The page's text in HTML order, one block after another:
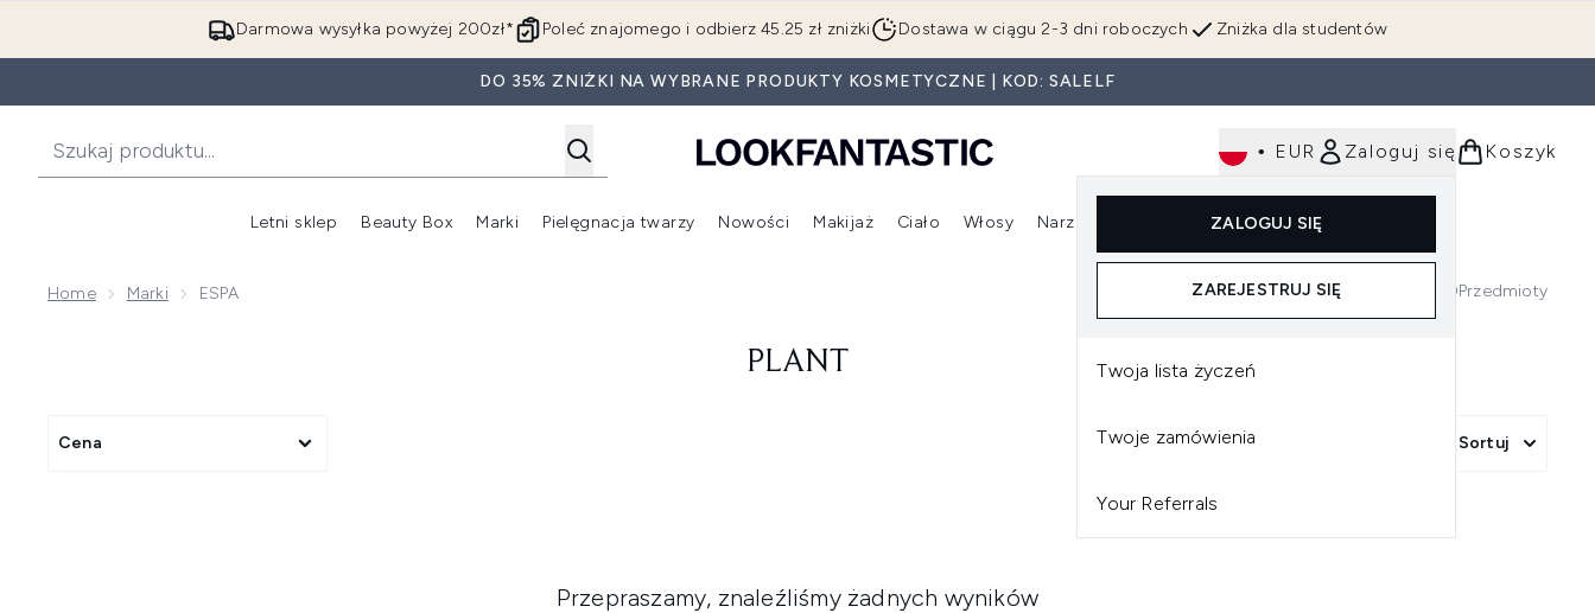
Przejdź do głównej treści
Darmowa wysyłka powyżej 200zł* Zniżka dla studentów
Poleć znajomego i odbierz 45.25 zł zniżki Dostawa w ciągu 2-3 dni roboczych
DO 35% ZNIŻKI NA WYBRANE PRODUKTY KOSMETYCZNE | KOD: SALELF
• EUR Zaloguj się
ZALOGUJ SIĘ
ZAREJESTRUJ SIĘ
Twoja lista życzeń
Twoje zamówienia
Your Referrals
Koszyk
Letni sklep Beauty Box
Wejdź do podmenu (Beauty Box)
Marki
Wejdź do podmenu (Marki)
Pielęgnacja twarzy
Wejdź do podmenu (Pielęgnacja twarzy)
Nowości
Wejdź do podmenu (Nowości)
Makijaż
Wejdź do podmenu (Makijaż)
Ciało Włosy
Wejdź do podmenu (Włosy)
Narzędzia
Wejdź do podmenu (Narzędzia)
Dla mężczyzn
Home Marki ESPA 0Przedmioty
PLANT
Cena Sortuj
Przepraszamy, znaleźliśmy żadnych wyników